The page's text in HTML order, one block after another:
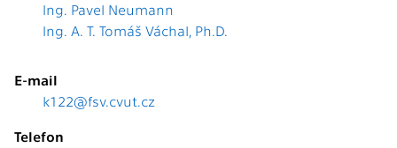
Ing. Pavel Neumann
Ing. A. T. Tomáš Váchal, Ph.D.
E-mail
k122@fsv.cvut.cz
Telefon